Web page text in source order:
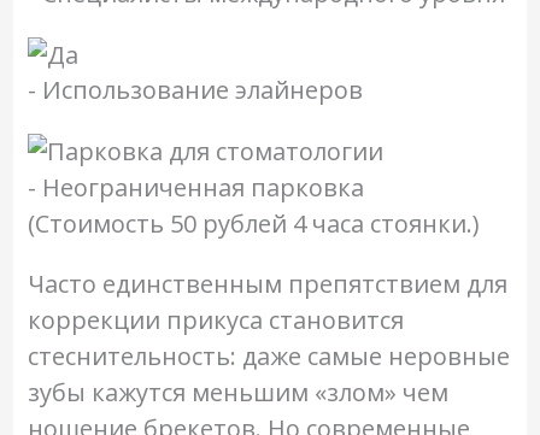
- Использование элайнеров
- Неограниченная парковка
(Стоимость 50 рублей 4 часа стоянки.)
Часто единственным препятствием для
коррекции прикуса становится
стеснительность: даже самые неровные
зубы кажутся меньшим «злом» чем
ношение брекетов. Но современные